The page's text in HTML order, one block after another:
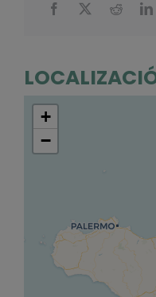
+
−